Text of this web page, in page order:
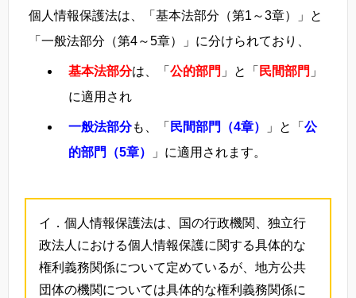
個人情報保護法は、「基本法部分（第1～3章）」と
「一般法部分（第4～5章）」に分けられており、
基本法部分は、「 公的部門 」と「 民間部門 」
に適用され
一般法部分も、「 民間部門（4章） 」と「 公
的部門（5章）
」に適用されます。
イ．個人情報保護法は、国の行政機関、独立行
政法人における個人情報保護に関する具体的な
権利義務関係について定めているが、地方公共
団体の機関については具体的な権利義務関係に